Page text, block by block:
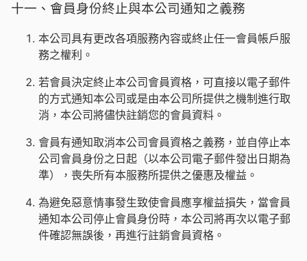
十一、會員身份終止與本公司通知之義務
本公司具有更改各項服務內容或終止任一會員帳戶服
務之權利。
若會員決定終止本公司會員資格，可直接以電子郵件
的方式通知本公司或是由本公司所提供之機制進行取
消，本公司將儘快註銷您的會員資料。
會員有通知取消本公司會員資格之義務，並自停止本
公司會員身份之日起（以本公司電子郵件發出日期為
準），喪失所有本服務所提供之優惠及權益。
為避免惡意情事發生致使會員應享權益損失，當會員
通知本公司停止會員身份時，本公司將再次以電子郵
件確認無誤後，再進行註銷會員資格。